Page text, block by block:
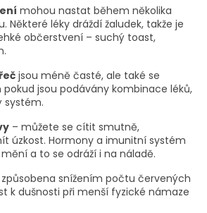
mohou nastat během několika
Některé léky dráždí žaludek, takže je
občerstvení – suchý toast,
jsou méně časté, ale také se
pokud jsou podávány kombinace léků,
systém.
– můžete se cítit smutně,
úzkost. Hormony a imunitní systém
a to se odráží i na náladě.
snížením počtu červených
k dušnosti při menší fyzické námaze